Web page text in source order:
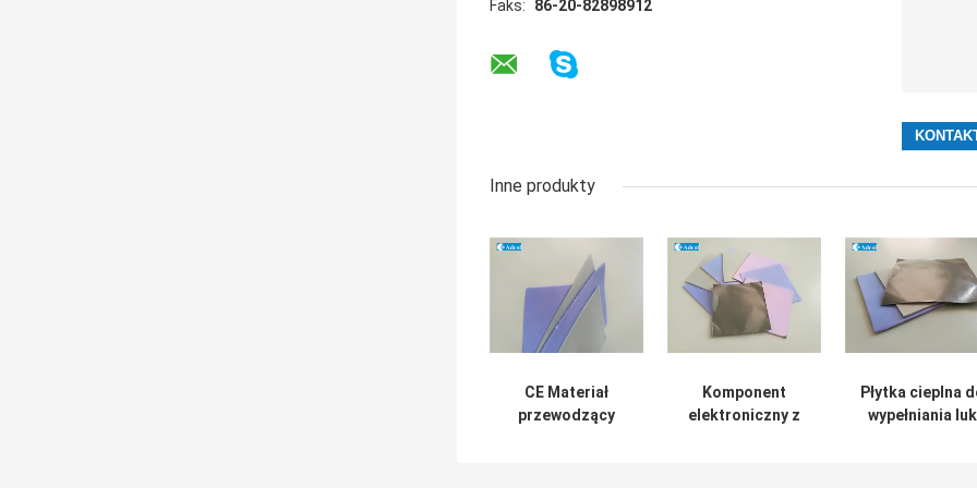
Faks:
86-20-82898912
Inne produkty
CE Materiał
przewodzący
Komponent
elektroniczny z
Płytka cieplna
wypełniania luk